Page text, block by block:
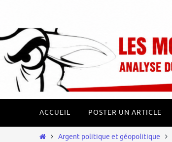
le
contenu
le
ACCUEIL POSTER UN ARTICLE
HomeArgent politique et géopolitique